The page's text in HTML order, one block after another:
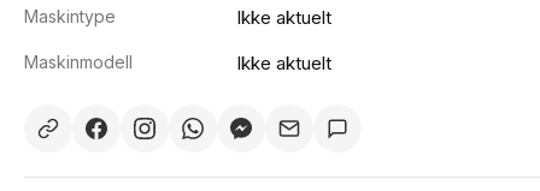
Maskintype Ikke aktuelt
Maskinmodell Ikke aktuelt